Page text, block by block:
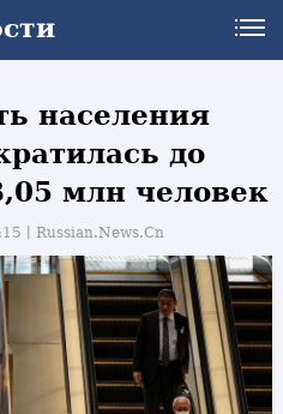
населения
до
млн человек
丨Russian.News.Cn